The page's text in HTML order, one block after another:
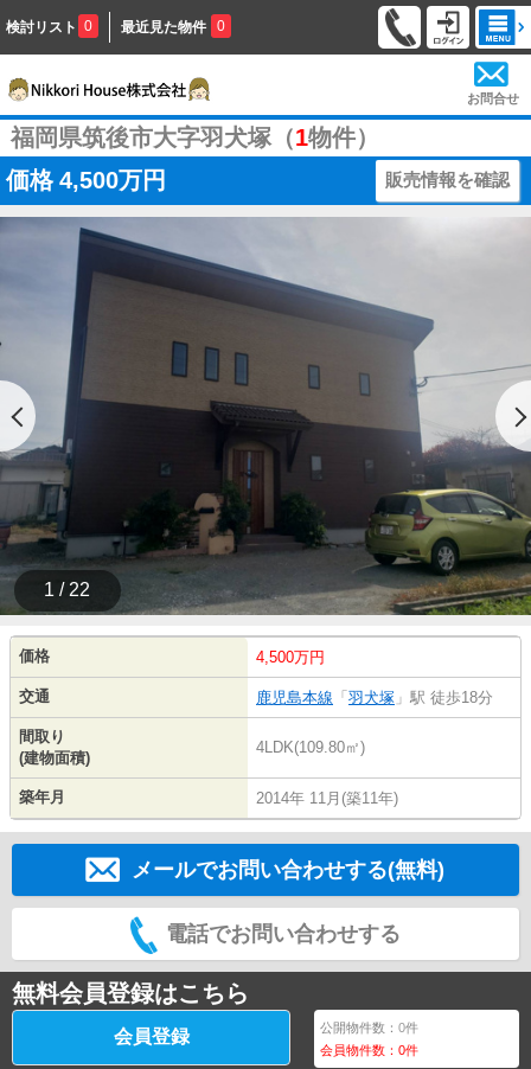
検討リスト 0 最近見た物件 0
お問合せ
福岡県筑後市大字羽犬塚（1物件）
価格 4,500万円 販売情報を確認
1 / 22
価格 4,500万円
交通 鹿児島本線 「 羽犬塚 」駅 徒歩18分
間取り
(建物面積)
4LDK(109.80㎡)
築年月 2014年 11月(築11年)
メールでお問い合わせする(無料)
電話でお問い合わせする
無料会員登録はこちら
会員登録 公開物件数：0件
会員物件数：0件